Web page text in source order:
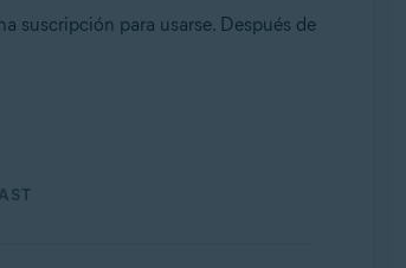
suscripción para usarse. Después de